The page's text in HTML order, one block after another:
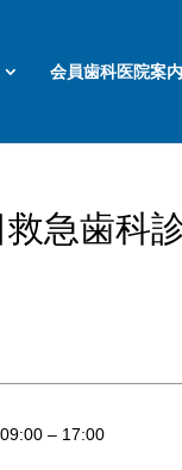
会員歯科医院案内
救急歯
– 17:00